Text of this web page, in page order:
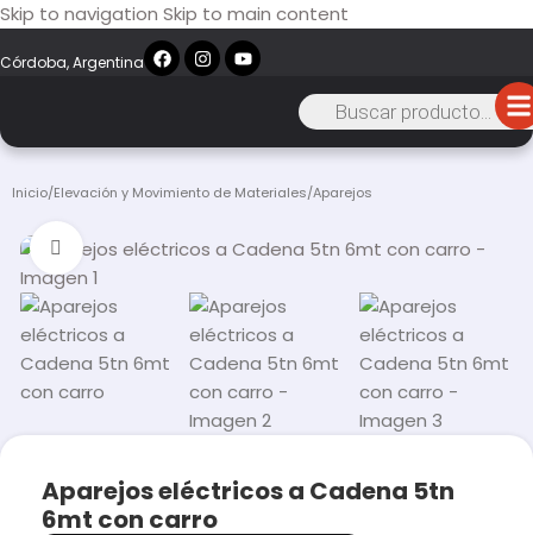
Skip to navigation Skip to main content
Córdoba, Argentina
Inicio/Elevación y Movimiento de Materiales/Aparejos
Click to enlarge
Aparejos eléctricos a Cadena 5tn
6mt con carro